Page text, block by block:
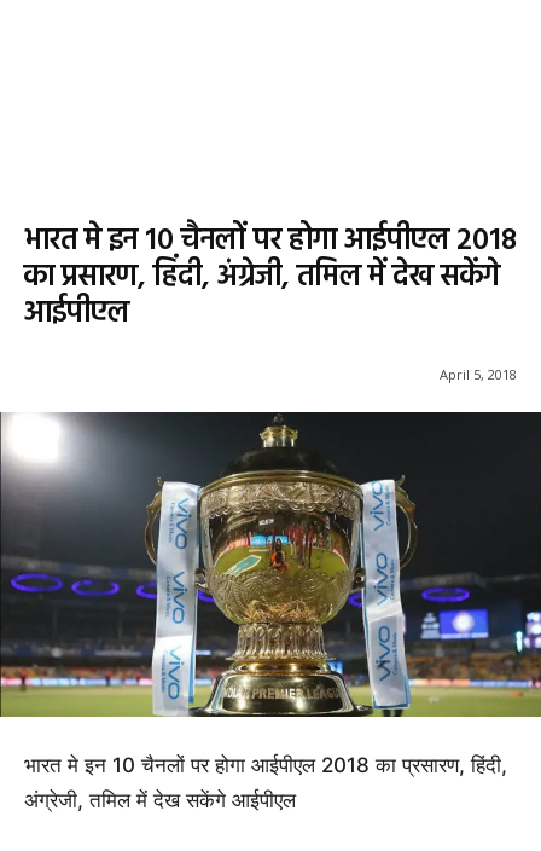
भारत मे इन 10 चैनलों पर होगा आईपीएल 2018
का प्रसारण, हिंदी, अंग्रेजी, तमिल में देख सकेंगे
आईपीएल
April 5, 2018
भारत मे इन 10 चैनलों पर होगा आईपीएल 2018 का प्रसारण, हिंदी,
अंग्रेजी, तमिल में देख सकेंगे आईपीएल